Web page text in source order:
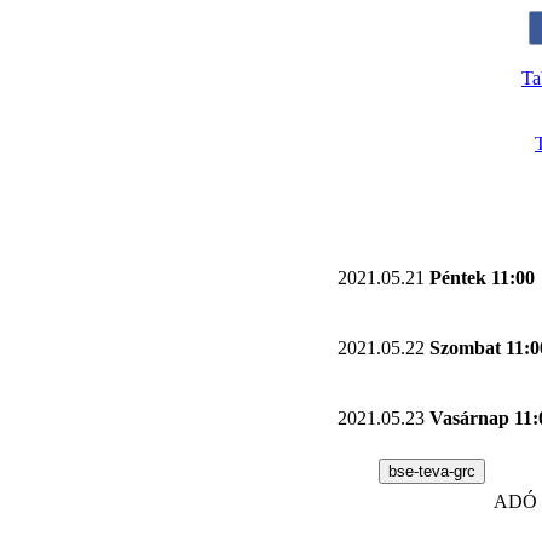
2021.05.21 Péntek 11:00
2021.05.22 Szombat
2021.05.23 Vasárnap
bse-teva-grc
ADÓ